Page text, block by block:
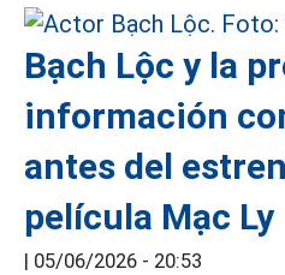
Bạch Lộc y la
información
antes del
película Mạc Ly
| 05/06/2026 - 20:53